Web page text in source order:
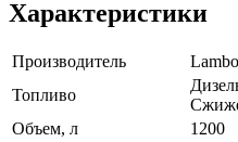
Характеристики
Производитель
Топливо
Объем, л
1200